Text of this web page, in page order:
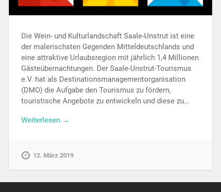
Die Wein- und Kulturlandschaft Saale-Unstrut ist eine
der malerischsten Gegenden Mitteldeutschlands und
eine attraktive Urlaubsregion mit jährlich 1,4 Millionen
Gästeübernachtungen. Der Saale-Unstrut-Tourismus
e.V. hat als Destinationsmanagementorganisation
(DMO) die Aufgabe den Tourismus zu fördern,
touristische Angebote zu entwickeln und diese zu…
Weiterlesen →
12. März 2019